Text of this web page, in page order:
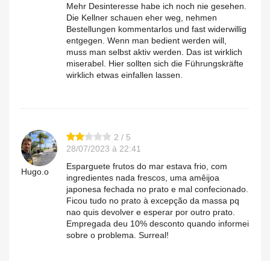
Mehr Desinteresse habe ich noch nie gesehen.
Die Kellner schauen eher weg, nehmen
Bestellungen kommentarlos und fast widerwillig
entgegen. Wenn man bedient werden will,
muss man selbst aktiv werden. Das ist wirklich
miserabel. Hier sollten sich die Führungskräfte
wirklich etwas einfallen lassen.
Hugo.o
2 / 5
28/07/2023 à 22:41
Esparguete frutos do mar estava frio, com
ingredientes nada frescos, uma amêijoa
japonesa fechada no prato e mal confecionado.
Ficou tudo no prato à excepção da massa pq
nao quis devolver e esperar por outro prato.
Empregada deu 10% desconto quando informei
sobre o problema. Surreal!